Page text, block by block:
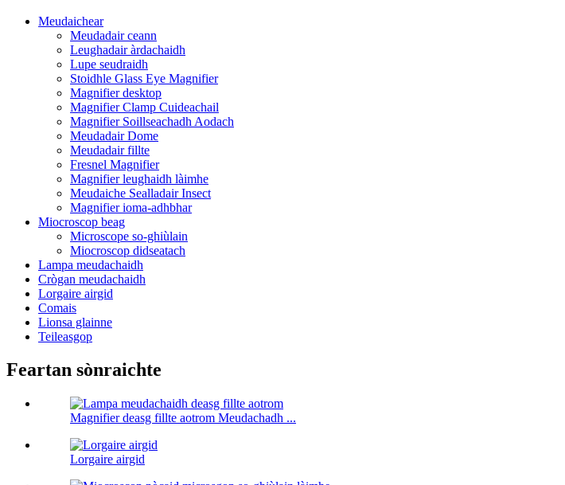
Meudaichear
Meudadair ceann
Leughadair àrdachaidh
Lupe seudraidh
Stoidhle Glass Eye Magnifier
Magnifier desktop
Magnifier Clamp Cuideachail
Magnifier Soillseachadh Aodach
Meudadair Dome
Meudadair fillte
Fresnel Magnifier
Magnifier leughaidh làimhe
Meudaiche Sealladair Insect
Magnifier ioma-adhbhar
Miocroscop beag
Microscope so-ghiùlain
Miocroscop didseatach
Lampa meudachaidh
Crògan meudachaidh
Lorgaire airgid
Comais
Lionsa glainne
Teileasgop
Feartan sònraichte
Magnifier deasg fillte aotrom Meudachadh ...
Lorgaire airgid